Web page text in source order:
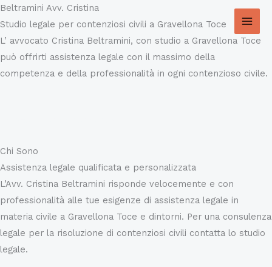
Skip
to
content
Beltramini Avv. Cristina
Studio legale per contenziosi civili a Gravellona Toce
L’ avvocato Cristina Beltramini, con studio a Gravellona Toce
può offrirti assistenza legale con il massimo della
competenza e della professionalità in ogni contenzioso civile.
Chi Sono
Assistenza legale qualificata e personalizzata​
L’Avv. Cristina Beltramini risponde velocemente e con
professionalità alle tue esigenze di assistenza legale in
materia civile a Gravellona Toce e dintorni. Per una consulenza
legale per la risoluzione di contenziosi civili contatta lo studio
legale.